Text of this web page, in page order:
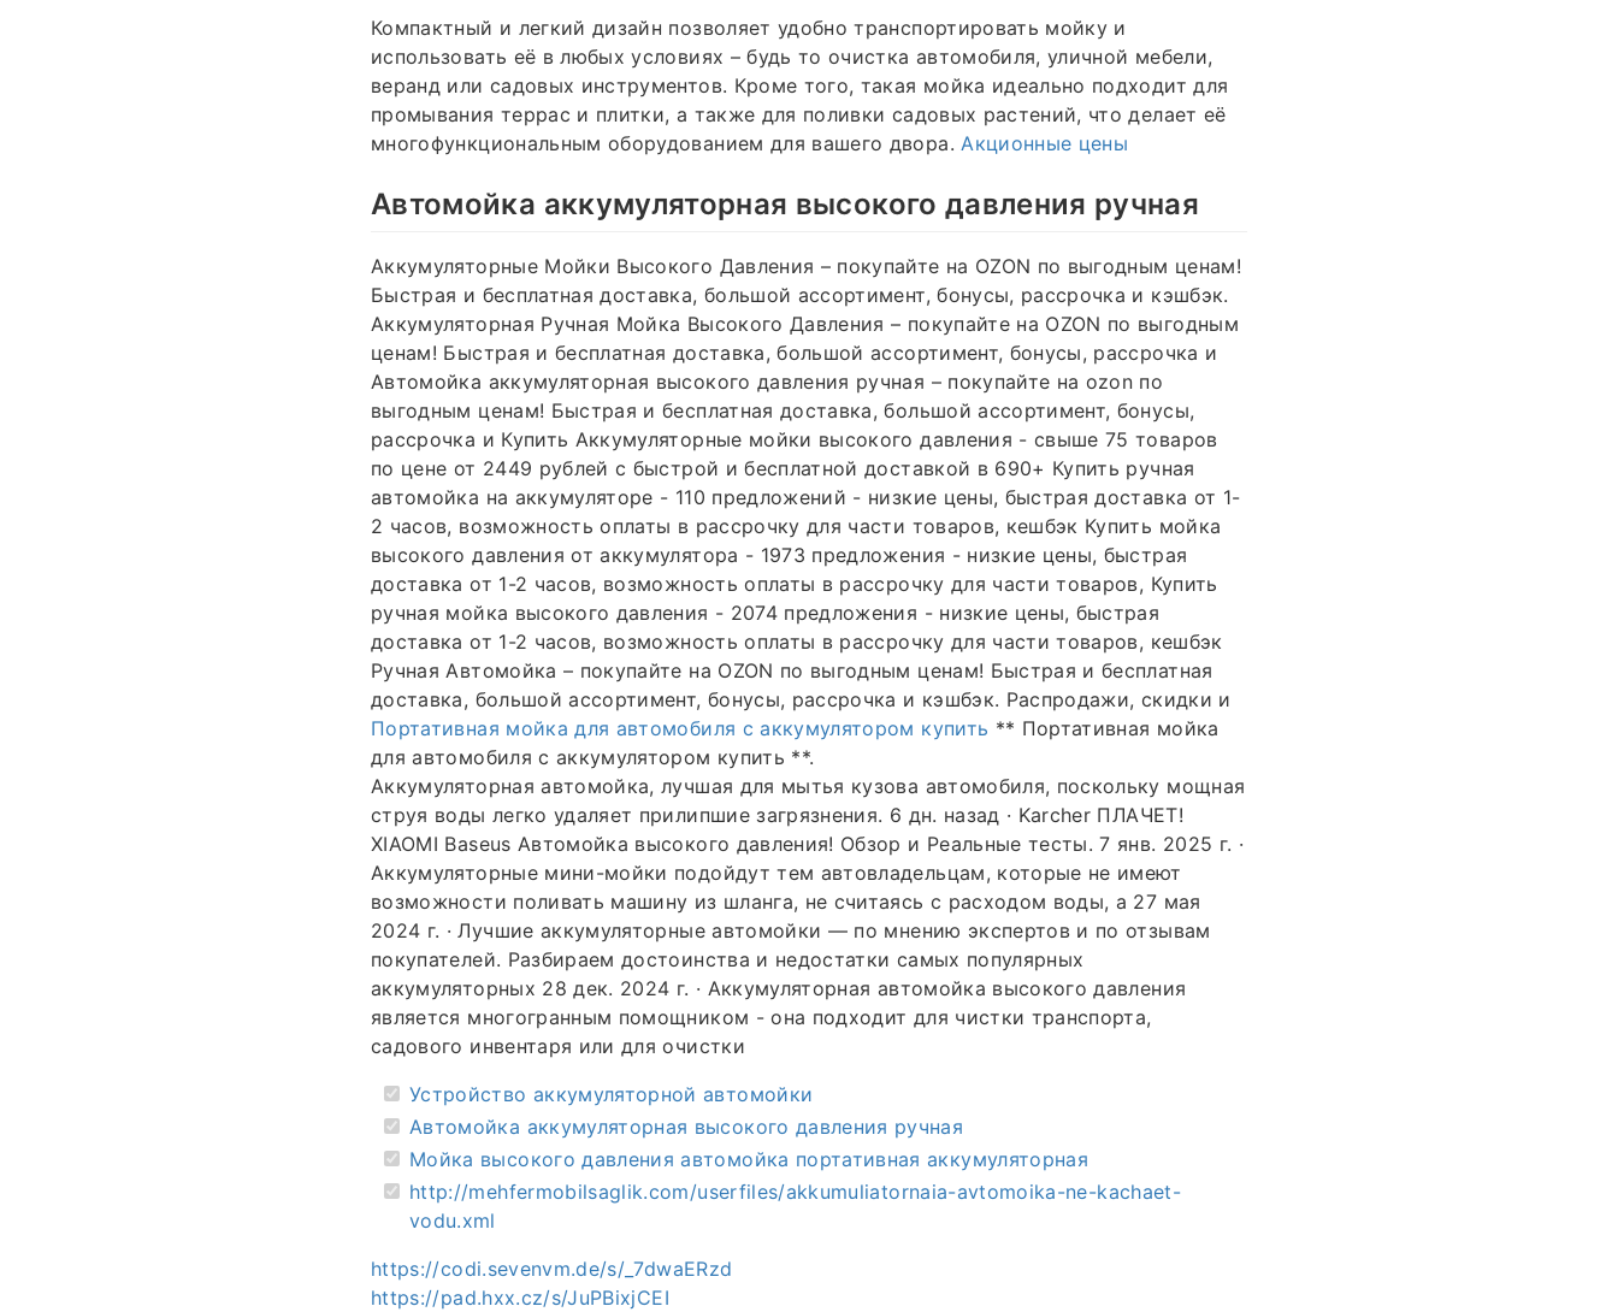
Компактный и легкий дизайн позволяет удобно транспортировать мойку и
использовать её в любых условиях – будь то очистка автомобиля, уличной мебели,
веранд или садовых инструментов. Кроме того, такая мойка идеально подходит для
промывания террас и плитки, а также для поливки садовых растений, что делает её
многофункциональным оборудованием для вашего двора. Акционные цены
Автомойка аккумуляторная высокого давления ручная
Аккумуляторные Мойки Высокого Давления – покупайте на OZON по выгодным ценам!
Быстрая и бесплатная доставка, большой ассортимент, бонусы, рассрочка и кэшбэк.
Аккумуляторная Ручная Мойка Высокого Давления – покупайте на OZON по выгодным
ценам! Быстрая и бесплатная доставка, большой ассортимент, бонусы, рассрочка и
Автомойка аккумуляторная высокого давления ручная – покупайте на ozon по
выгодным ценам! Быстрая и бесплатная доставка, большой ассортимент, бонусы,
рассрочка и Купить Аккумуляторные мойки высокого давления - свыше 75 товаров
по цене от 2449 рублей с быстрой и бесплатной доставкой в 690+ Купить ручная
автомойка на аккумуляторе - 110 предложений - низкие цены, быстрая доставка от 1-
2 часов, возможность оплаты в рассрочку для части товаров, кешбэк Купить мойка
высокого давления от аккумулятора - 1973 предложения - низкие цены, быстрая
доставка от 1-2 часов, возможность оплаты в рассрочку для части товаров, Купить
ручная мойка высокого давления - 2074 предложения - низкие цены, быстрая
доставка от 1-2 часов, возможность оплаты в рассрочку для части товаров, кешбэк
Ручная Автомойка – покупайте на OZON по выгодным ценам! Быстрая и бесплатная
доставка, большой ассортимент, бонусы, рассрочка и кэшбэк. Распродажи, скидки и
Портативная мойка для автомобиля с аккумулятором купить ** Портативная мойка
для автомобиля с аккумулятором купить **.
Аккумуляторная автомойка, лучшая для мытья кузова автомобиля, поскольку мощная
струя воды легко удаляет прилипшие загрязнения. 6 дн. назад · Karcher ПЛАЧЕТ!
XIAOMI Baseus Автомойка высокого давления! Обзор и Реальные тесты. 7 янв. 2025 г. ·
Аккумуляторные мини-мойки подойдут тем автовладельцам, которые не имеют
возможности поливать машину из шланга, не считаясь с расходом воды, а 27 мая
2024 г. · Лучшие аккумуляторные автомойки — по мнению экспертов и по отзывам
покупателей. Разбираем достоинства и недостатки самых популярных
аккумуляторных 28 дек. 2024 г. · Аккумуляторная автомойка высокого давления
является многогранным помощником - она подходит для чистки транспорта,
садового инвентаря или для очистки
Устройство аккумуляторной автомойки
Автомойка аккумуляторная высокого давления ручная
Мойка высокого давления автомойка портативная аккумуляторная
http://mehfermobilsaglik.com/userfiles/akkumuliatornaia-avtomoika-ne-kachaet-
vodu.xml
https://codi.sevenvm.de/s/_7dwaERzd
https://pad.hxx.cz/s/JuPBixjCEI